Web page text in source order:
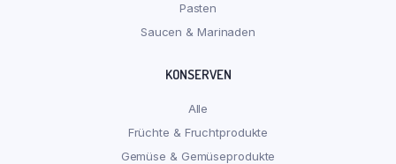
Pasten
Saucen & Marinaden
KONSERVEN
Alle
Früchte & Fruchtprodukte
Gemüse & Gemüseprodukte